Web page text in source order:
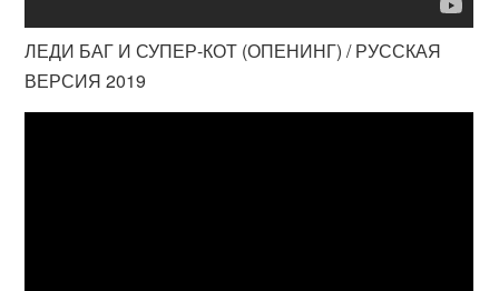
ЛЕДИ БАГ И СУПЕР-КОТ (ОПЕНИНГ) / РУССКАЯ
ВЕРСИЯ 2019